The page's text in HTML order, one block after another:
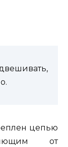
цепью
от